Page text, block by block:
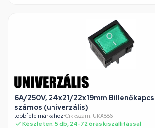
6A/250V, 24x21/22x19mm
számos (univerzális)
többféle márkához•Cikkszám: UKA886
Készleten: 5 db, 24-72 órás kiszállítással